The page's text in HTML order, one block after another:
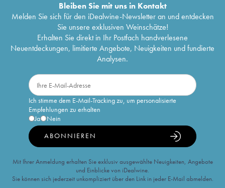
Bleiben Sie mit uns in Kontakt
Melden Sie sich für den iDealwine-Newsletter an und entdecken
Sie unsere exklusiven Weinschätze!
Erhalten Sie direkt in Ihr Postfach handverlesene
Neuentdeckungen, limitierte Angebote, Neuigkeiten und fundierte
Analysen.
Ich stimme dem E-Mail-Tracking zu, um personalisierte
Empfehlungen zu erhalten
Ja
Nein
ABONNIEREN
Mit Ihrer Anmeldung erhalten Sie exklusiv ausgewählte Neuigkeiten, Angebote
und Einblicke von iDealwine.
Sie können sich jederzeit unkompliziert über den Link in jeder E-Mail abmelden.